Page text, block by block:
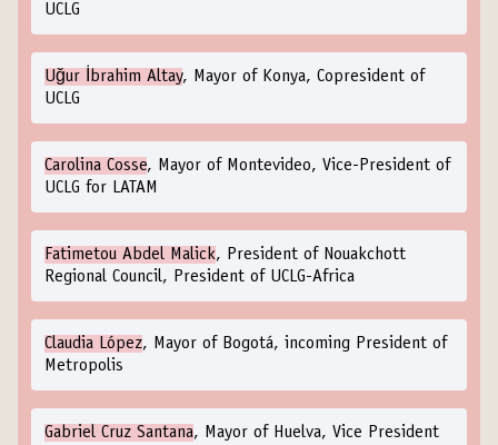
UCLG
Uğur İbrahim Altay, Mayor of Konya, Copresident of
UCLG
Carolina Cosse, Mayor of Montevideo, Vice-President of
UCLG for LATAM
Fatimetou Abdel Malick, President of Nouakchott
Regional Council, President of UCLG-Africa
Claudia López, Mayor of Bogotá, incoming President of
Metropolis
Gabriel Cruz Santana, Mayor of Huelva, Vice President